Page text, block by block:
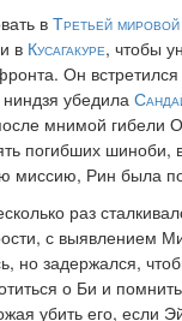
в Третьей
в Кусагакуре, чтобы
Он встретился
ниндзя убедила
мнимой гибели
погибших шиноби,
миссию, Рин была
раз
с выявлением
но задержался,
о Би и
убить его, если